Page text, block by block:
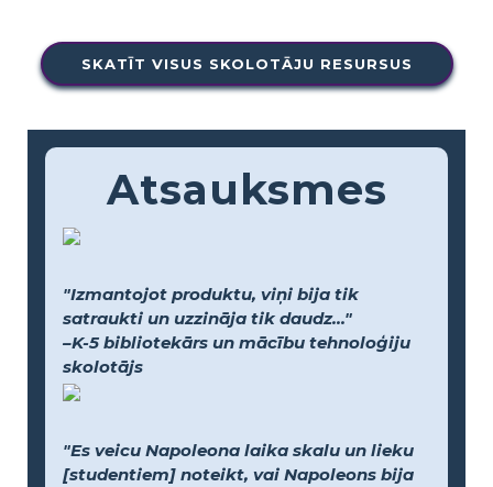
SKATĪT VISUS SKOLOTĀJU RESURSUS
Atsauksmes
"Izmantojot produktu, viņi bija tik
satraukti un uzzināja tik daudz..."
–K-5 bibliotekārs un mācību tehnoloģiju
skolotājs
"Es veicu Napoleona laika skalu un lieku
[studentiem] noteikt, vai Napoleons bija